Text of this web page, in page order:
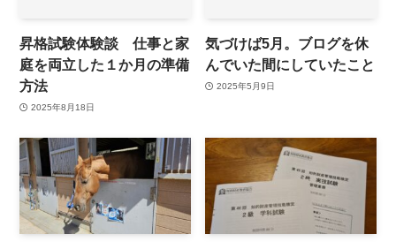
昇格試験体験談 仕事と家
庭を両立した１か月の準備
方法
2025年8月18日
気づけば5月。ブログを休
んでいた間にしていたこと
2025年5月9日